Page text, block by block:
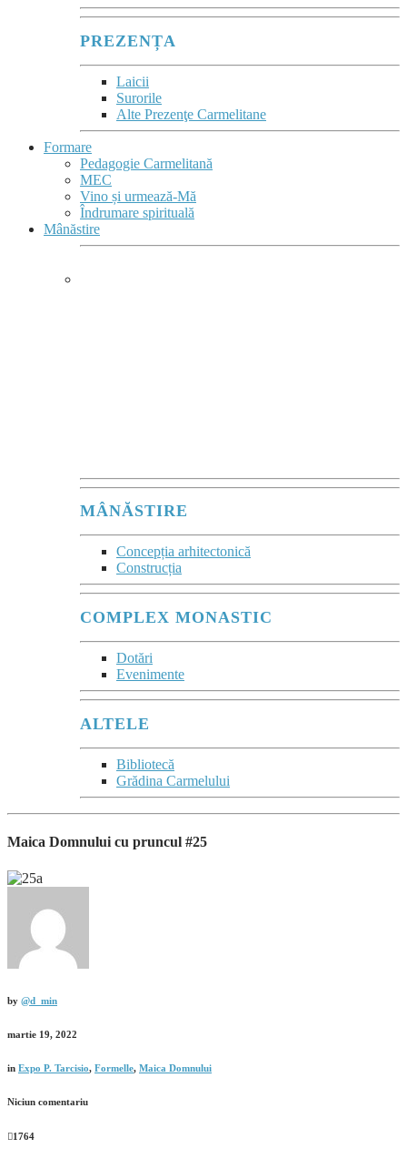
PREZENȚA
Laicii
Surorile
Alte Prezenţe Carmelitane
Formare
Pedagogie Carmelitană
MEC
Vino și urmează-Mă
Îndrumare spirituală
Mânăstire
MÂNĂSTIRE
Concepția arhitectonică
Construcția
COMPLEX MONASTIC
Dotări
Evenimente
ALTELE
Bibliotecă
Grădina Carmelului
Maica Domnului cu pruncul #25
by @d_min
martie 19, 2022
in Expo P. Tarcisio, Formelle, Maica Domnului
Niciun comentariu
1764